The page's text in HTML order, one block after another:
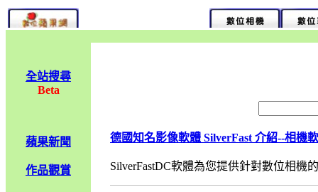
全站搜尋
Beta
蘋果新聞
作品觀賞
德國知名影像軟體 SilverFast 介紹--相機
SilverFastDC軟體為您提供針對數位相機